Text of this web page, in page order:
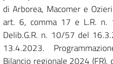
di Arborea, Macomer e
art. 6, comma 17 e L.R.
Delib.G.R. n. 10/57 del
13.4.2023.
Bilancio regionale 2024